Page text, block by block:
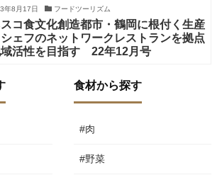
年8月17日 フードツーリズム
コ食文化創造都市・鶴岡に根付く生産
ェフのネットワークレストランを拠点
域活性を目指す 22年12月号
食材から探す
#肉
#野菜